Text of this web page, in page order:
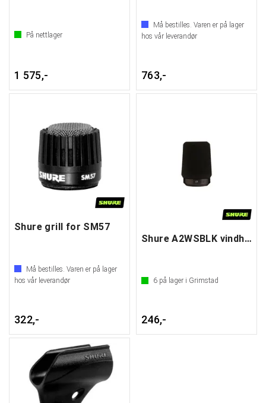
På nettlager
1 575,-
Må bestilles. Varen er på lager
hos vår leverandør
763,-
Shure grill for SM57
Må bestilles. Varen er på lager
hos vår leverandør
322,-
Shure A2WSBLK vindhette for SM57 black
6 på lager i Grimstad
246,-